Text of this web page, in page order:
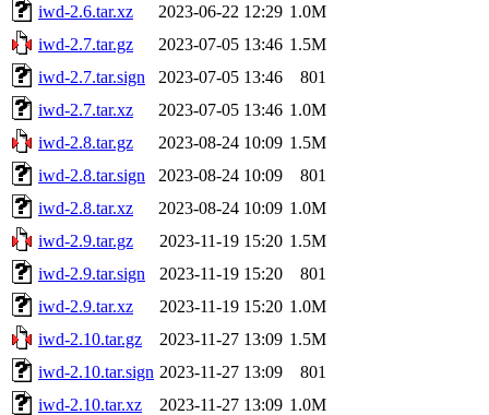
iwd-2.6.tar.xz
2023-06-22 12:29 1.0M
iwd-2.7.tar.gz
2023-07-05 13:46 1.5M
iwd-2.7.tar.sign
2023-07-05 13:46
801
iwd-2.7.tar.xz
2023-07-05 13:46 1.0M
iwd-2.8.tar.gz
2023-08-24 10:09 1.5M
iwd-2.8.tar.sign
2023-08-24 10:09
801
iwd-2.8.tar.xz
2023-08-24 10:09 1.0M
iwd-2.9.tar.gz
2023-11-19 15:20 1.5M
iwd-2.9.tar.sign
2023-11-19 15:20
801
iwd-2.9.tar.xz
2023-11-19 15:20 1.0M
iwd-2.10.tar.gz
2023-11-27 13:09 1.5M
iwd-2.10.tar.sign 2023-11-27 13:09
801
iwd-2.10.tar.xz
2023-11-27 13:09 1.0M